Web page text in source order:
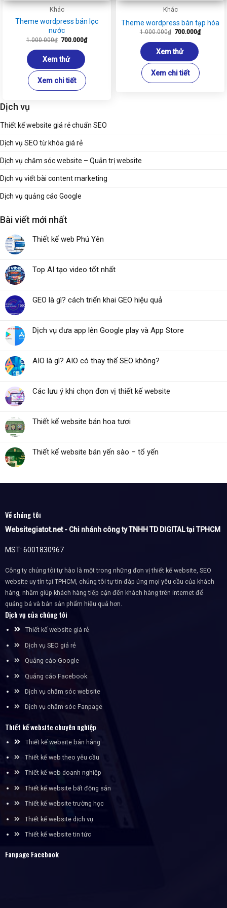
Khác
Theme wordpress bán lọc
nước
1.000.000₫ Giá
là:
1.000.000₫.
700.000₫Giá
hiện
Xem thử
Xem chi tiết
Khác
Theme wordpress bán tạp hóa
1.000.000₫ Giá
là:
1.000.000₫.
700.000₫Giá
hiện
Xem thử
Xem chi tiết
Dịch vụ
Thiết kế website giá rẻ chuẩn SEO
Dịch vụ SEO từ khóa giá rẻ
Dịch vụ chăm sóc website – Quản trị website
Dịch vụ viết bài content marketing
Dịch vụ quảng cáo Google
Bài viết mới nhất
Thiết kế web Phú Yên
Top AI tạo video tốt nhất
GEO là gì? cách triển khai GEO hiệu quả
Dịch vụ đưa app lên Google play và App Store
AIO là gì? AIO có thay thế SEO không?
Các lưu ý khi chọn đơn vị thiết kế website
Thiết kế website bán hoa tươi
Thiết kế website bán yến sào – tổ yến
Về chúng tôi
Websitegiatot.net - Chi nhánh công ty TNHH TD DIGITAL tại TPHCM
MST: 6001830967
Công ty chúng tôi tự hào là một trong những đơn vị thiết kế website, SEO
website uy tín tại TPHCM, chúng tôi tự tin đáp ứng mọi yêu cầu của khách
hàng, nhằm giúp khách hàng tiếp cận đến khách hàng trên internet để
quảng bá và bán sản phẩm hiệu quả hơn.
Dịch vụ của chúng tôi
Thiết kế website giá rẻ
Dịch vụ SEO giá rẻ
Quảng cáo Google
Quảng cáo Facebook
Dịch vụ chăm sóc website
Dịch vụ chăm sóc Fanpage
Thiết kế website chuyên nghiệp
Thiết kế website bán hàng
Thiết kế web theo yêu cầu
Thiết kế web doanh nghiệp
Thiết kế website bất động sản
Thiết kế website trường học
Thiết kế website dịch vụ
Thiết kế website tin tức
Fanpage Facebook